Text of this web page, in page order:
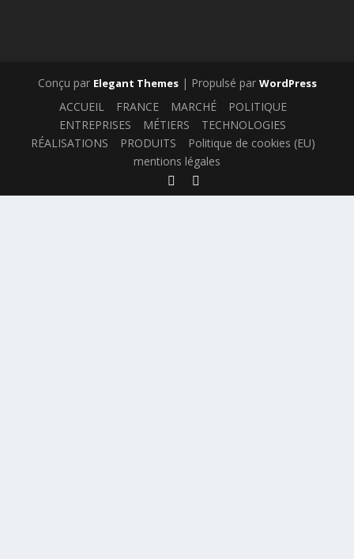
Conçu par Elegant Themes| Propulsé par WordPress
ACCUEIL FRANCE MARCHÉ
POLITIQUE
ENTREPRISES
MÉTIERS
TECHNOLOGIES
RÉALISATIONS
PRODUITS
Politique de cookies (EU)
mentions légales